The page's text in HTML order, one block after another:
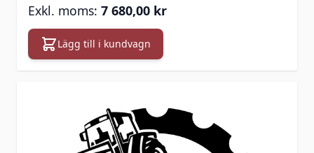
7 680,00 kr
Lägg till i kundvagn